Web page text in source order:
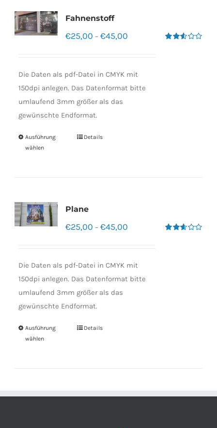
Fahnenstoff
€25,00 – €45,00
Die Daten als pdf-Datei in CMYK mit
150dpi anlegen. Das Datenformat bitte
umlaufend 3mm größer als das
gewünschte Endformat.
Ausführung
wählen
Details
Plane
€25,00 – €45,00
Die Daten als pdf-Datei in CMYK mit
150dpi anlegen. Das Datenformat bitte
umlaufend 3mm größer als das
gewünschte Endformat.
Ausführung
wählen
Details